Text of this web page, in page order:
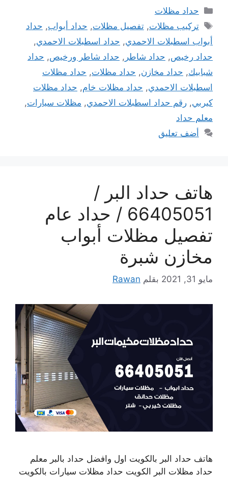
التصنيفات
حداد مظلات
الوسوم
تركيب مظلات,تفصيل مظلات, حداد أبواب, حداد
أبواب اسطبلات الاحمدي, حداد اسطبلات الاحمدي,
حداد رخيص, حداد شاطر , حداد شاطر ورخيص, حداد
شبابيك, حداد مخازن, حداد مظلات, حداد مظلات
اسطبلات الاحمدي, حداد مظلات خام, حداد مظلات
كيربي, رقم حداد اسطبلات الاحمدي, مظلات سيارات,
معلم حداد
أضف تعليق
هاتف حداد البر /
66405051 / حداد عام
تفصيل مظلات أبواب
مخازن شبرة
مايو 31, 2021 بقلم Rawan
هاتف حداد البر بالكويت اول وافضل حداد بالبر معلم
حداد مظلات البر الكويت حداد مظلات سيارات بالكويت